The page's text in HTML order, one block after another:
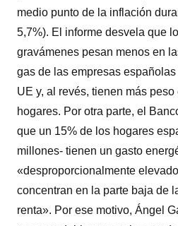
medio punto de la inflación
5,7%). El informe desvela que
gravámenes pesan menos en
gas de las empresas
UE y, al revés, tienen más
hogares. Por otra parte, el
que un 15% de los hogares
millones- tienen un gasto
«desproporcionalmente
concentran en la parte baja de
renta». Por ese motivo, Ángel